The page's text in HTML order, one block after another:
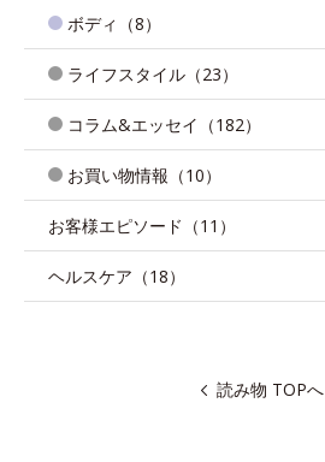
ボディ（8）
ライフスタイル（23）
コラム&エッセイ（182）
お買い物情報（10）
お客様エピソード（11）
ヘルスケア（18）
読み物 TOPへ